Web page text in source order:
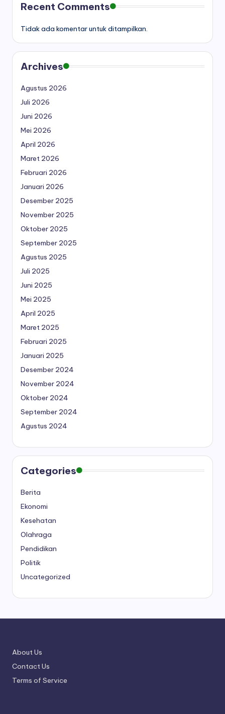
Recent Comments
Tidak ada komentar untuk ditampilkan.
Archives
Agustus 2026
Juli 2026
Juni 2026
Mei 2026
April 2026
Maret 2026
Februari 2026
Januari 2026
Desember 2025
November 2025
Oktober 2025
September 2025
Agustus 2025
Juli 2025
Juni 2025
Mei 2025
April 2025
Maret 2025
Februari 2025
Januari 2025
Desember 2024
November 2024
Oktober 2024
September 2024
Agustus 2024
Categories
Berita
Ekonomi
Kesehatan
Olahraga
Pendidikan
Politik
Uncategorized
About Us
Contact Us
Terms of Service